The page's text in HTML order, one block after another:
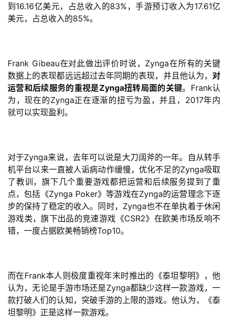
首
页
创
游
戏
到16.16亿美元，占总收入的83%，手游预订收入为17.61亿
美元，占总收入的85%。
Frank Gibeau在对此做出评价时说，Zynga在所有的关键
数据上的表现都远远超过去年同期的表现，并且他认为， 对
运营和后续服务的重视是Zynga扭转局面的关键。Frank认
为，现在的Zynga正在逐渐的扭亏为盈，并且，2017年内
就可以实现盈利。
对于Zynga来说，去年可以说是大刀阔斧的一年。自从转手
机平台以来一直被人诟病动作缓慢，优化不足的Zynga吸取
了教训，旗下几个重要游戏都把运营和后续服务提到了重
点，包括《Zynga Poker》等游戏在Zynga的运营理念下逐
步的保持了稳定的收入。同时，Zynga也不在单执着于休闲
游戏类，旗下出品的竞速游戏《CSR2》在欧美市场反响不
错，一度占据欧美畅销榜Top10。
而在Frank本人则极度重视年末时推出的《泰坦黎明》，他
认为，无论是手游市场还是Zynga都缺少这样一款游戏，一
款打破人们的认知，突破手游的上限的游戏。他认为，《泰
坦黎明》正是这样一款游戏。